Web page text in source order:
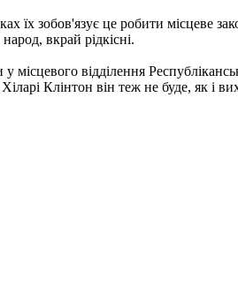
їх зобов'язує це робити місцеве
вкрай рідкісні.
відділення
Клінтон він теж не буде, як і